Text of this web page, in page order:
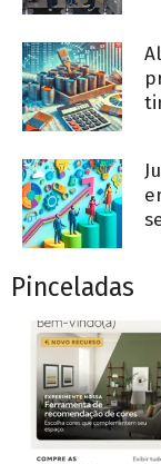
Pinceladas